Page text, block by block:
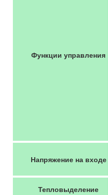
Функции управления
Напряжение на входе
Тепловыделение